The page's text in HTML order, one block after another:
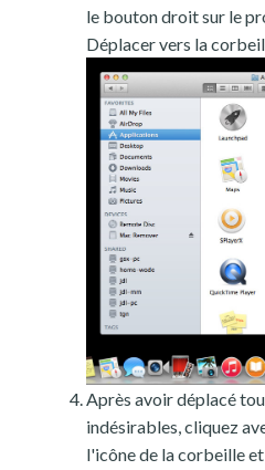
le bouton droit sur le
Déplacer vers la
Après avoir déplacé
indésirables, cliquez
l'icône de la corbeille